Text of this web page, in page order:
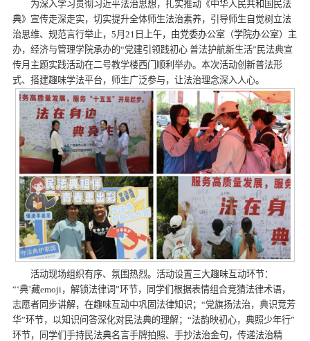
为深入学习贯彻习近平法治思想，扎实推动《中华人民共和国民法
典》宣传走深走实，切实提升全体师生法治素养，引导师生自觉树立法
治思维、规范言行举止，5月21日上午，由党委办公室（学院办公室）主
办，经济与管理学院承办的“党建引领践初心 普法护航新生活”民法典宣
传月主题实践活动在二号教学楼西门顺利举办。本次活动创新普法形
式、搭建趣味学法平台，师生广泛参与，让法治理念深入人心。
活动现场组织有序、氛围热烈。活动设置三大趣味互动环节：
“‘典’藏emoji，解锁法律词”环节，同学们根据表情组合竞猜法律术语，
志愿者同步讲解，在趣味互动中巩固法律知识；“党旗扬法治，典识竞芳
华”环节，以知识问答深化对民法典的理解；“法韵映初心，典照少年行”
环节，同学们手持民法典名言手牌拍照、手抄法治金句，传递法治精